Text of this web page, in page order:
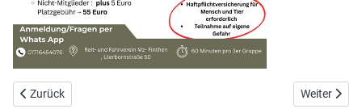
Vorheriger Beitrag: Rheinhessenmeister Vierkampf 2025
Zurück Nächster
Weiter